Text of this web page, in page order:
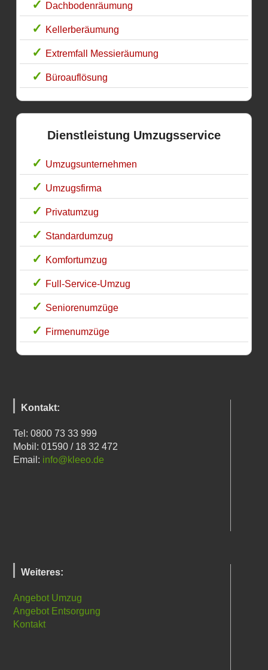
Dachbodenräumung
Kellerberäumung
Extremfall Messieräumung
Büroauflösung
Dienstleistung Umzugsservice
Umzugsunternehmen
Umzugsfirma
Privatumzug
Standardumzug
Komfortumzug
Full-Service-Umzug
Seniorenumzüge
Firmenumzüge
Kontakt:
Tel: 0800 73 33 999
Mobil: 01590 / 18 32 472
Email: info@kleeo.de
Weiteres:
Angebot Umzug
Angebot Entsorgung
Kontakt